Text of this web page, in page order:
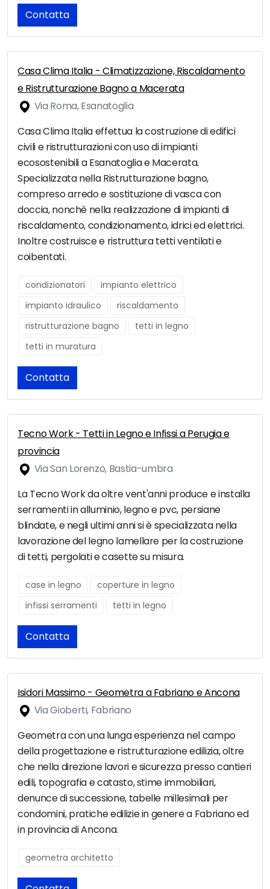
Contatta
Casa Clima Italia - Climatizzazione, Riscaldamento
e Ristrutturazione Bagno a Macerata
Via Roma, Esanatoglia
Casa Clima Italia effettua la costruzione di edifici
civili e ristrutturazioni con uso di impianti
ecosostenibili a Esanatoglia e Macerata.
Specializzata nella Ristrutturazione bagno,
compreso arredo e sostituzione di vasca con
doccia, nonchè nella realizzazione di impianti di
riscaldamento, condizionamento, idrici ed elettrici.
Inoltre costruisce e ristruttura tetti ventilati e
coibentati.
condizionatori
impianto elettrico
impianto idraulico
riscaldamento
ristrutturazione bagno
tetti in legno
tetti in muratura
Contatta
Tecno Work - Tetti in Legno e Infissi a Perugia e
provincia
Via San Lorenzo, Bastia-umbra
La Tecno Work da oltre vent'anni produce e installa
serramenti in alluminio, legno e pvc, persiane
blindate, e negli ultimi anni si è specializzata nella
lavorazione del legno lamellare per la costruzione
di tetti, pergolati e casette su misura.
case in legno
coperture in legno
infissi serramenti
tetti in legno
Contatta
Isidori Massimo - Geometra a Fabriano e Ancona
Via Gioberti, Fabriano
Geometra con una lunga esperienza nel campo
della progettazione e ristrutturazione edilizia, oltre
che nella direzione lavori e sicurezza presso cantieri
edili, topografia e catasto, stime immobiliari,
denunce di successione, tabelle millesimali per
condomini, pratiche edilizie in genere a Fabriano ed
in provincia di Ancona.
geometra architetto